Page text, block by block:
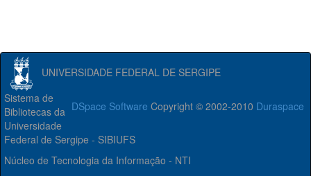
UNIVERSIDADE FEDERAL DE SERGIPE
DSpace Software Copyright © 2002-2010 Duraspace
Sistema de
Bibliotecas da
Universidade
Federal de Sergipe - SIBIUFS
Núcleo de Tecnologia da Informação - NTI